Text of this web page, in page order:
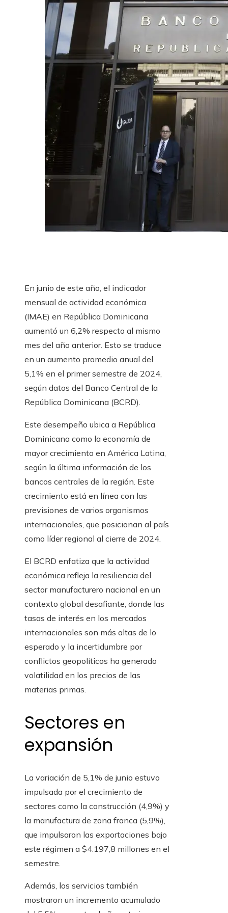
En junio de este año, el indicador
mensual de actividad económica
(IMAE) en República Dominicana
aumentó un 6,2% respecto al mismo
mes del año anterior. Esto se traduce
en un aumento promedio anual del
5,1% en el primer semestre de 2024,
según datos del Banco Central de la
República Dominicana (BCRD).
Este desempeño ubica a República
Dominicana como la economía de
mayor crecimiento en América Latina,
según la última información de los
bancos centrales de la región. Este
crecimiento está en línea con las
previsiones de varios organismos
internacionales, que posicionan al país
como líder regional al cierre de 2024.
El BCRD enfatiza que la actividad
económica refleja la resiliencia del
sector manufacturero nacional en un
contexto global desafiante, donde las
tasas de interés en los mercados
internacionales son más altas de lo
esperado y la incertidumbre por
conflictos geopolíticos ha generado
volatilidad en los precios de las
materias primas.
Sectores en
expansión
La variación de 5,1% de junio estuvo
impulsada por el crecimiento de
sectores como la construcción (4,9%) y
la manufactura de zona franca (5,9%),
que impulsaron las exportaciones bajo
este régimen a $4.197,8 millones en el
semestre.
Además, los servicios también
mostraron un incremento acumulado